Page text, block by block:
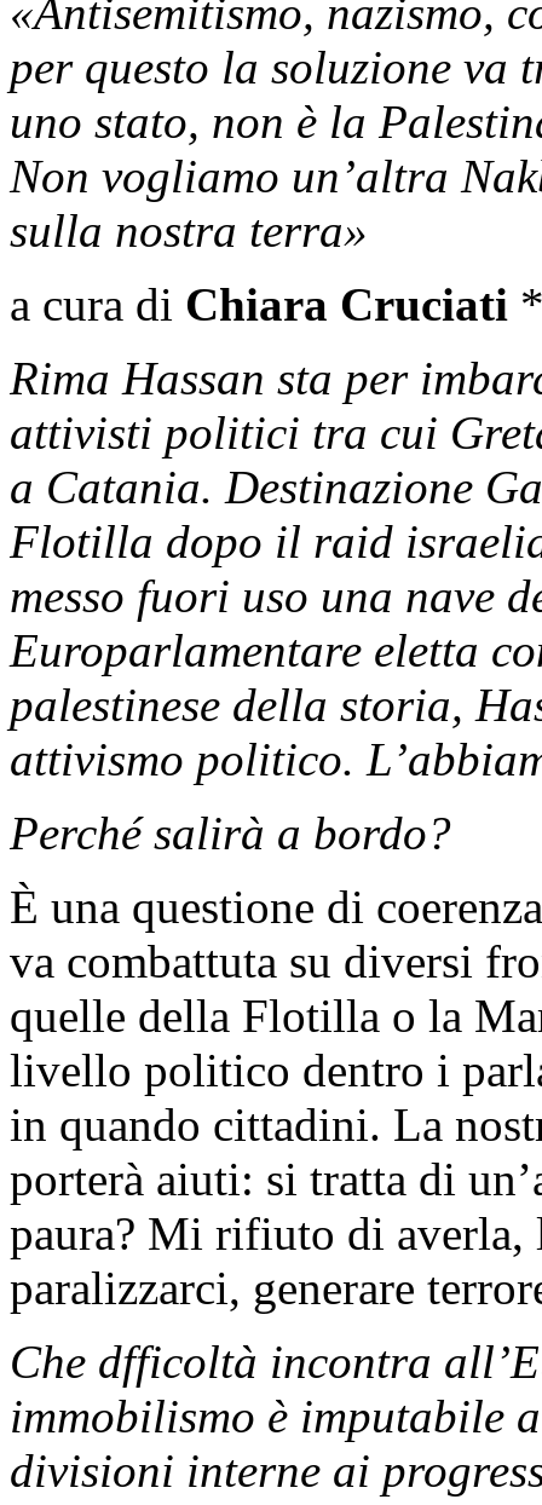
«Antisemitismo, nazismo,
per questo la soluzione va
uno stato, non è la
Non vogliamo un’altra
sulla nostra terra»
a cura di Chiara Cruciati
Rima Hassan sta per
attivisti politici tra cui
a Catania. Destinazione
Flotilla dopo il raid
messo fuori uso una nave
Europarlamentare eletta
palestinese della storia,
attivismo politico.
Perché salirà a bordo?
È una questione di
va combattuta su diversi
quelle della Flotilla o la
livello politico dentro i
in quando cittadini. La
porterà aiuti: si tratta di
paura? Mi rifiuto di averla,
paralizzarci, generare
Che dfficoltà incontra
immobilismo è imputabile
divisioni interne ai